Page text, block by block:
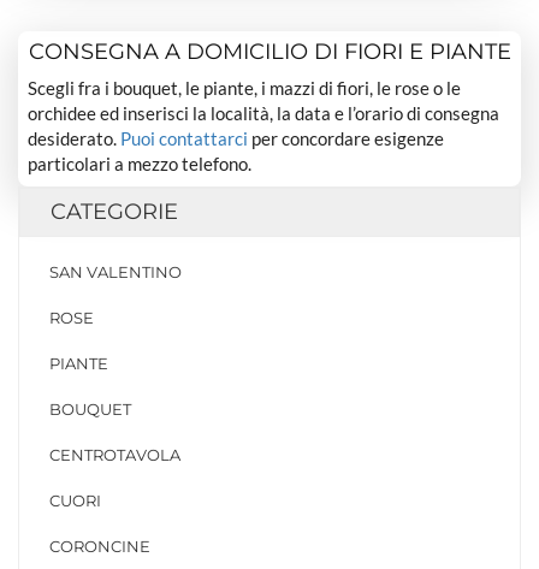
CONSEGNA A DOMICILIO DI FIORI E PIANTE
Scegli fra i bouquet, le piante, i mazzi di fiori, le rose o le
orchidee ed inserisci la località, la data e l’orario di consegna
desiderato. Puoi contattarci per concordare esigenze
particolari a mezzo telefono.
CATEGORIE
SAN VALENTINO
ROSE
PIANTE
BOUQUET
CENTROTAVOLA
CUORI
CORONCINE